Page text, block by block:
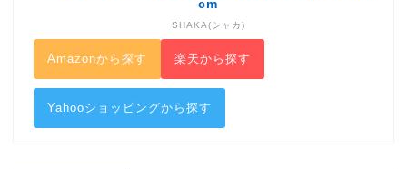
cm
SHAKA(シャカ)
Amazonから探す 楽天から探す
Yahooショッピングから探す